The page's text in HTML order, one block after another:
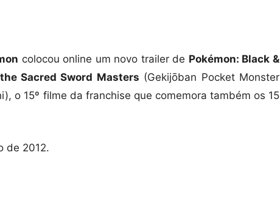
colocou online um novo trailer de Pokémon: Black &
Sacred Sword Masters (Gekijōban Pocket Monster
o 15º filme da franchise que comemora também os 15
de 2012.